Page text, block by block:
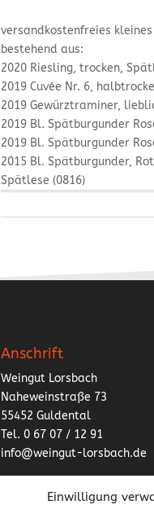
Einwilligung
versandkostenfreies
bestehend aus:
2020 Riesling, trocken,
2019 Cuvée Nr. 6,
2019 Gewürztraminer,
2019 Bl. Spätburgunder
2019 Bl. Spätburgunder
2015 Bl. Spätburgunder,
Spätlese (0816)
Anschrift
Weingut Lorsbach
Naheweinstraße 73
55452 Guldental
Tel. 0 67 07 / 12 91
info@weingut-lorsbach.de